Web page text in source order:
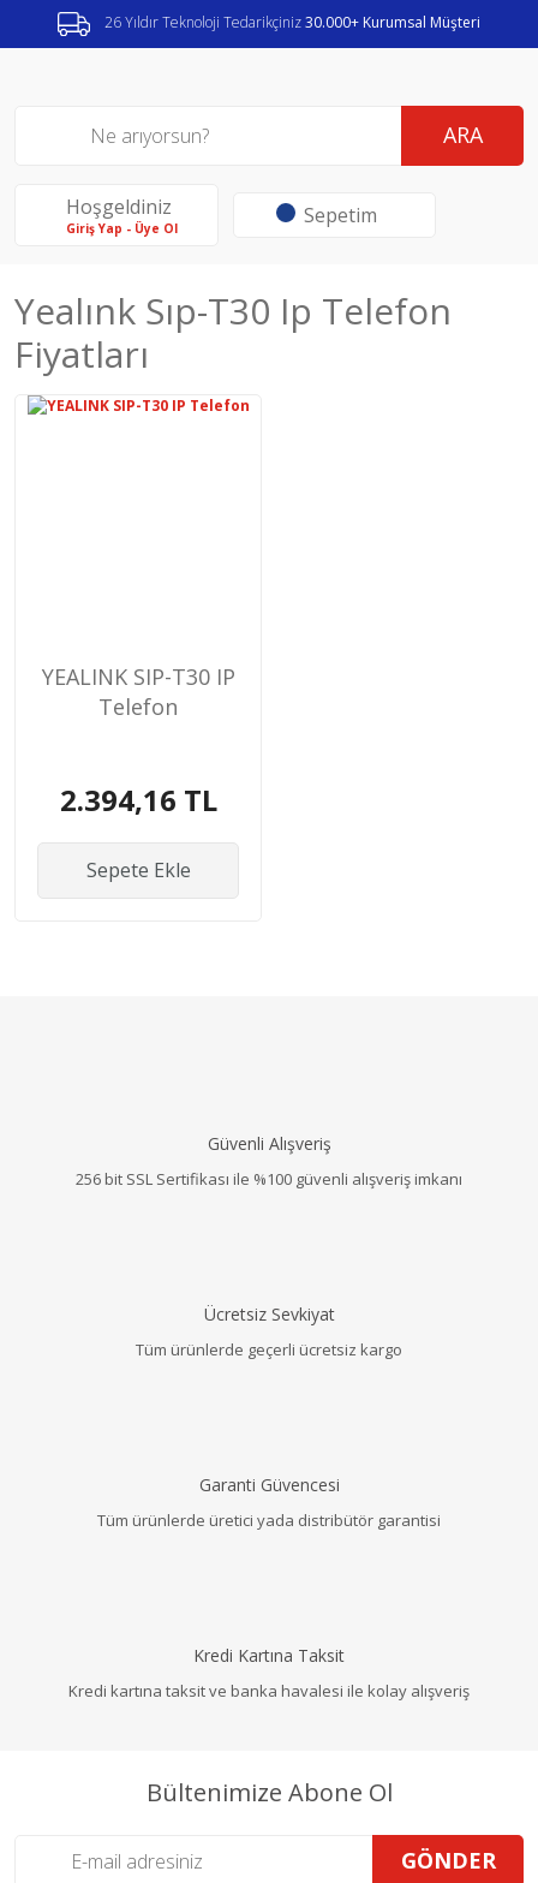
26 Yıldır Teknoloji Tedarikçiniz30.000+ Kurumsal Müşteri
ARA
Hoşgeldiniz
Giriş Yap - Üye Ol Sepetim
Yealınk Sıp-T30 Ip Telefon
Fiyatları
YEALINK SIP-T30 IP
Telefon
2.394,16 TL
Sepete Ekle
Güvenli Alışveriş
256 bit SSL Sertifikası ile %100 güvenli alışveriş imkanı
Ücretsiz Sevkiyat
Tüm ürünlerde geçerli ücretsiz kargo
Garanti Güvencesi
Tüm ürünlerde üretici yada distribütör garantisi
Kredi Kartına Taksit
Kredi kartına taksit ve banka havalesi ile kolay alışveriş
Bültenimize Abone Ol
GÖNDER